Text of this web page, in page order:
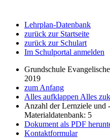
Lehrplan-Datenbank
zurück zur Startseite
zurück zur Schulart
Im Schulportal anmelden
Grundschule
2019
zum Anfang
Alles aufklappen Alles
Anzahl der Lernziele und
Materialdatenbank: 5
Dokument als PDF
Kontaktformular